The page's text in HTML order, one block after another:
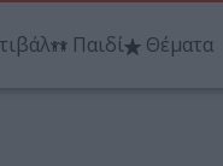
Παιδί Θέματα